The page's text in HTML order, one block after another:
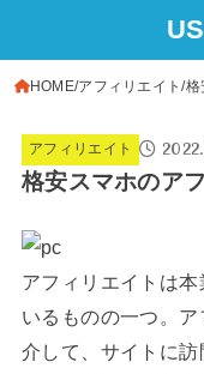
HOME アフィリエイト 格
アフィリエイト
格安スマホのア
アフィリエイトは
いるものの一つ。
介して、サイトに